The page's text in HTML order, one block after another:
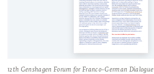
12th Genshagen Forum for Franco-German Dialogue